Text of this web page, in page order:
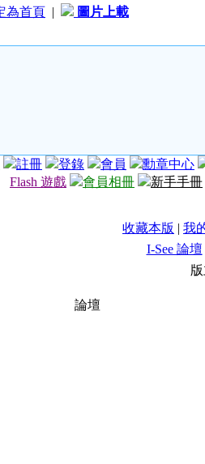
為首頁 | 圖片上載
註冊 登錄 會員
勳章中心
Flash 遊戲
會員相冊 新手手冊
收藏本版 | 我
I-See 論壇
論壇